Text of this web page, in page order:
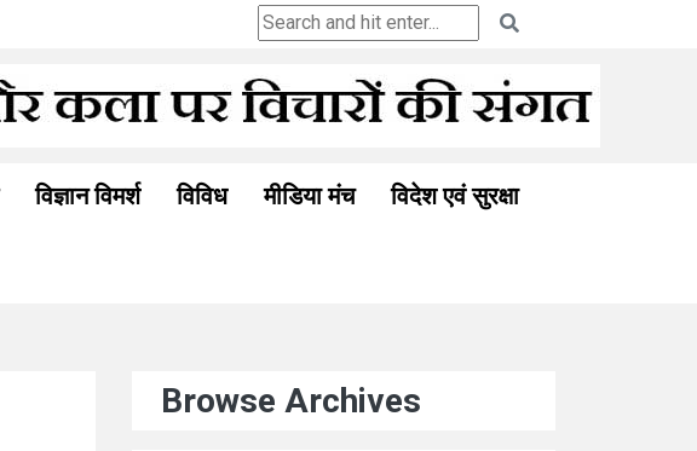
Ceuta and the Ghosts of Colonialism:
विज्ञान विमर्श विविध मीडिया मंच विदेश एवं सुरक्षा
Browse Archives